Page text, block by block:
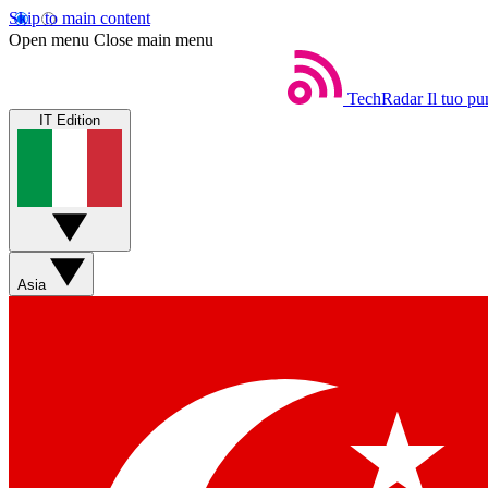
Skip to main content
Open menu Close main menu
TechRadar Il tuo
IT Edition
Asia